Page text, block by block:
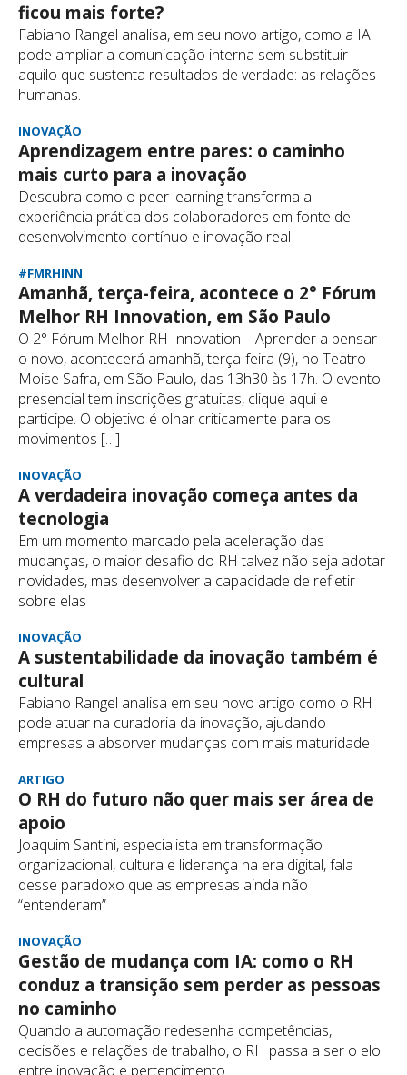
ficou mais forte?
Fabiano Rangel analisa, em seu novo artigo, como a IA
pode ampliar a comunicação interna sem substituir
aquilo que sustenta resultados de verdade: as relações
humanas.
INOVAÇÃO
Aprendizagem entre pares: o caminho
mais curto para a inovação
Descubra como o peer learning transforma a
experiência prática dos colaboradores em fonte de
desenvolvimento contínuo e inovação real
#FMRHINN
Amanhã, terça-feira, acontece o 2° Fórum
Melhor RH Innovation, em São Paulo
O 2° Fórum Melhor RH Innovation – Aprender a pensar
o novo, acontecerá amanhã, terça-feira (9), no Teatro
Moise Safra, em São Paulo, das 13h30 às 17h. O evento
presencial tem inscrições gratuitas, clique aqui e
participe. O objetivo é olhar criticamente para os
movimentos […]
INOVAÇÃO
A verdadeira inovação começa antes da
tecnologia
Em um momento marcado pela aceleração das
mudanças, o maior desafio do RH talvez não seja adotar
novidades, mas desenvolver a capacidade de refletir
sobre elas
INOVAÇÃO
A sustentabilidade da inovação também é
cultural
Fabiano Rangel analisa em seu novo artigo como o RH
pode atuar na curadoria da inovação, ajudando
empresas a absorver mudanças com mais maturidade
ARTIGO
O RH do futuro não quer mais ser área de
apoio
Joaquim Santini, especialista em transformação
organizacional, cultura e liderança na era digital, fala
desse paradoxo que as empresas ainda não
“entenderam”
INOVAÇÃO
Gestão de mudança com IA: como o RH
conduz a transição sem perder as pessoas
no caminho
Quando a automação redesenha competências,
decisões e relações de trabalho, o RH passa a ser o elo
entre inovação e pertencimento